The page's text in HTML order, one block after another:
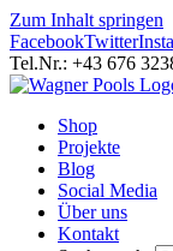
Zum Inhalt springen
FacebookTwitter
Tel.Nr.: +43 676
Shop
Projekte
Blog
Social Media
Über uns
Kontakt